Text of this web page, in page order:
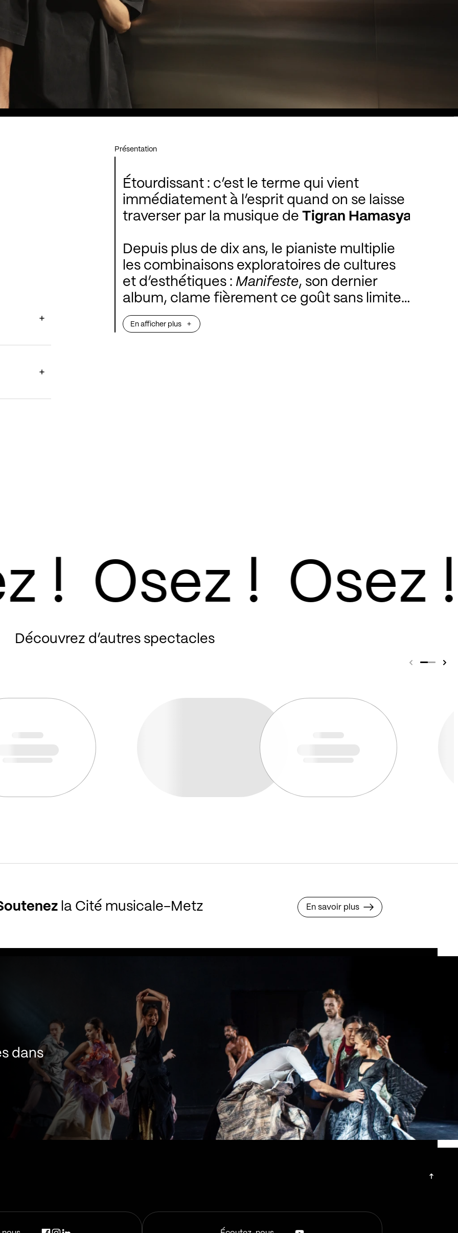
Présentation
Étourdissant : c’est le terme qui vient
immédiatement à l’esprit quand on se laisse
traverser par la musique de Tigran Hamasyan
Depuis plus de dix ans, le pianiste multiplie
les combinaisons exploratoires de cultures
et d’esthétiques : Manifeste, son dernier
album, clame fièrement ce goût sans limites
pour la fusion.
En afficher plus
Découvrez d’autres spectacles
la Cité musicale-Metz En savoir plus
dans